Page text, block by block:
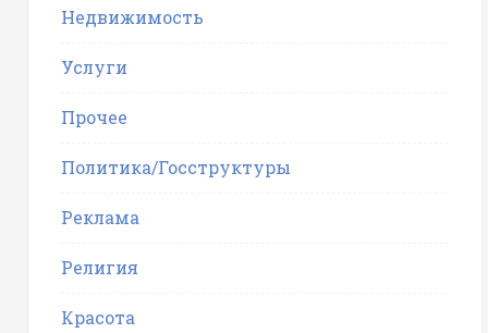
Недвижимость
Услуги
Прочее
Политика/Госструктуры
Реклама
Религия
Красота